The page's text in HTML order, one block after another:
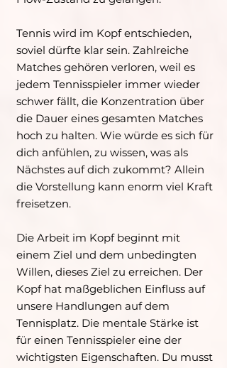
Tennis wird im Kopf entschieden,
soviel dürfte klar sein. Zahlreiche
Matches gehören verloren, weil es
jedem Tennisspieler immer wieder
schwer fällt, die Konzentration über
die Dauer eines gesamten Matches
hoch zu halten. Wie würde es sich für
dich anfühlen, zu wissen, was als
Nächstes auf dich zukommt? Allein
die Vorstellung kann enorm viel Kraft
freisetzen.
Die Arbeit im Kopf beginnt mit
einem Ziel und dem unbedingten
Willen, dieses Ziel zu erreichen. Der
Kopf hat maßgeblichen Einfluss auf
unsere Handlungen auf dem
Tennisplatz. Die mentale Stärke ist
für einen Tennisspieler eine der
wichtigsten Eigenschaften. Du musst